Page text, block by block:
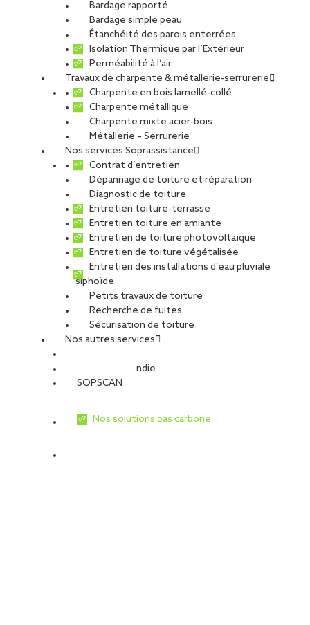
Bardage rapporté
Bardage simple peau
Étanchéité des parois enterrées
Isolation Thermique par l’Extérieur
Perméabilité à l’air
Travaux de charpente & métallerie-serrurerie
Charpente en bois lamellé-collé
Charpente métallique
Charpente mixte acier-bois
Métallerie – Serrurerie
Nos services Soprassistance
Contrat d’entretien
Dépannage de toiture et réparation
Diagnostic de toiture
Entretien toiture-terrasse
Entretien toiture en amiante
Entretien de toiture photovoltaïque
Entretien de toiture végétalisée
Entretien des installations d’eau pluviale
siphoïde
Petits travaux de toiture
Recherche de fuites
Sécurisation de toiture
Nos autres services
Sécurité Incendie
SOPSCAN
Nos solutions bas carbone